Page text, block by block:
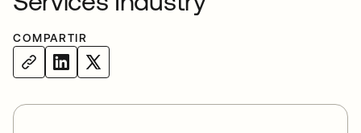
COMPARTIR